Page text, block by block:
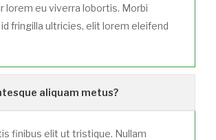
lorem eu viverra lobortis. Morbi
id fringilla ultricies, elit lorem eleifend
aliquam metus?
finibus elit ut tristique. Nullam